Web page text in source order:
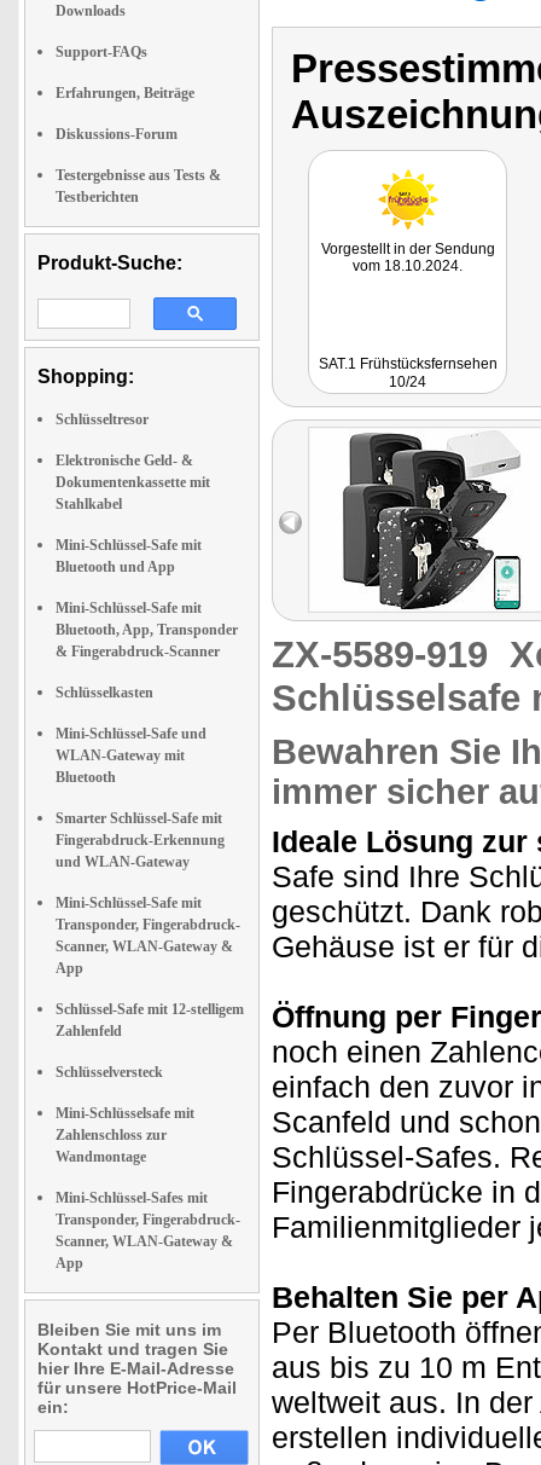
Downloads
Support-FAQs
Erfahrungen, Beiträge
Diskussions-Forum
Testergebnisse aus Tests &
Testberichten
Produkt-Suche:
Shopping:
Schlüsseltresor
Elektronische Geld- &
Dokumentenkassette mit
Stahlkabel
Mini-Schlüssel-Safe mit
Bluetooth und App
Mini-Schlüssel-Safe mit
Bluetooth, App, Transponder
& Fingerabdruck-Scanner
Schlüsselkasten
Mini-Schlüssel-Safe und
WLAN-Gateway mit
Bluetooth
Smarter Schlüssel-Safe mit
Fingerabdruck-Erkennung
und WLAN-Gateway
Mini-Schlüssel-Safe mit
Transponder, Fingerabdruck-
Scanner, WLAN-Gateway &
App
Schlüssel-Safe mit 12-stelligem
Zahlenfeld
Schlüsselversteck
Mini-Schlüsselsafe mit
Zahlenschloss zur
Wandmontage
Mini-Schlüssel-Safes mit
Transponder, Fingerabdruck-
Scanner, WLAN-Gateway &
App
Bleiben Sie mit uns im
Kontakt und tragen Sie
hier Ihre E-Mail-Adresse
für unsere HotPrice-Mail
ein:
Vorgestellt in der Sendung
vom 18.10.2024.
SAT.1 Frühstücksfernsehen
10/24
ZX-5589-919
Schlüsselsafe
Bewahren Sie
immer sicher
Ideale Lösung
Safe sind Ihre
geschützt. Dank
Gehäuse ist er für
Öffnung per
noch einen
einfach den zuvor
Scanfeld und
Schlüssel-Safes.
Fingerabdrücke in
Familienmitglieder
Behalten Sie per
Per Bluetooth
aus bis zu 10 m
weltweit aus. In
erstellen